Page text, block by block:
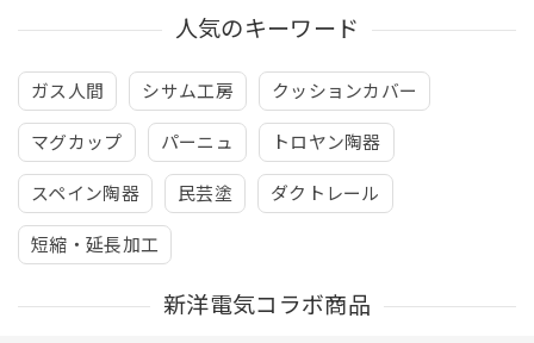
新洋電気コラボ商品
人気のキーワード
ガス人間 シサム工房 クッションカバー
マグカップ パーニュ トロヤン陶器
スペイン陶器 民芸塗 ダクトレール
短縮・延長加工